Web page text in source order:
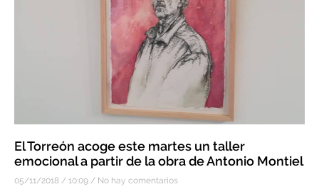
El Torreón acoge este martes un taller
emocional a partir de la obra de Antonio Montiel
05/11/2018 10:09 No hay comentarios